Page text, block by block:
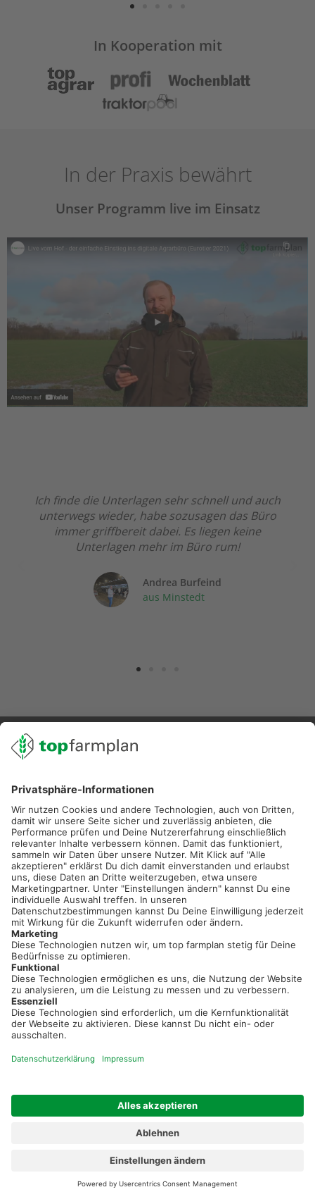
In Kooperation mit
In der Praxis bewährt
Unser Programm live im Einsatz
Ich finde die Unterlagen sehr schnell und auch
unterwegs wieder, habe sozusagen das Büro
immer griffbereit dabei. Es liegen keine
Unterlagen mehr im Büro rum!
Andrea Burfeind
aus Minstedt
02501 801 44 84
service@topfarmplan.de
Sei immer auf dem Laufenden!
Neue Features, spannende Tipps und hilfreiche Anleitungen!
Registriere dich kostenlos!
einfach und bequem!
Kostenlos registrieren & sofort starten
Impressum Kontakt & Hilfe
Auftragsverarbeitung